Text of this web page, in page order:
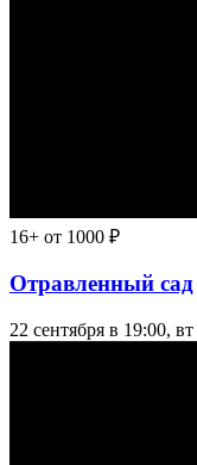
16+ от 1000 ₽
Отравленный сад
22 сентября в 19:00, вт